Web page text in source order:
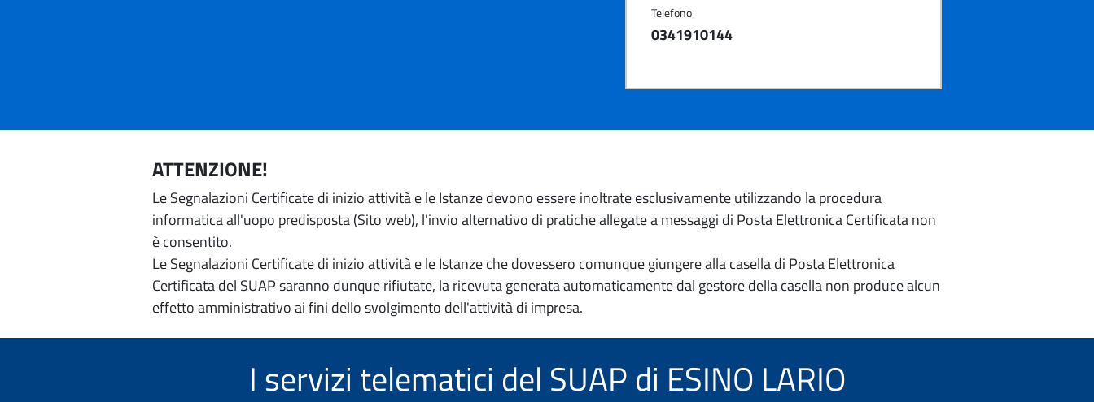
Telefono
0341910144
ATTENZIONE!
Le Segnalazioni Certificate di inizio attività e le Istanze devono essere inoltrate esclusivamente utilizzando la procedura
informatica all'uopo predisposta (Sito web), l'invio alternativo di pratiche allegate a messaggi di Posta Elettronica Certificata non
è consentito.
Le Segnalazioni Certificate di inizio attività e le Istanze che dovessero comunque giungere alla casella di Posta Elettronica
Certificata del SUAP saranno dunque rifiutate, la ricevuta generata automaticamente dal gestore della casella non produce alcun
effetto amministrativo ai fini dello svolgimento dell'attività di impresa.
I servizi telematici del SUAP di ESINO LARIO